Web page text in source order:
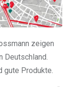
zeigen
Deutschland.
gute Produkte.